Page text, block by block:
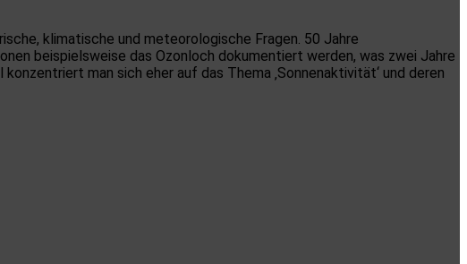
klimatische und meteorologische Fragen. 50 Jahre
beispielsweise das Ozonloch dokumentiert werden, was zwei Jahre
man sich eher auf das Thema ‚Sonnenaktivität‘ und deren